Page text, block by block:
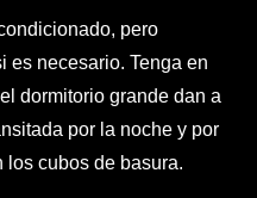
pero
es necesario. Tenga en
dormitorio grande dan a
por la noche y por
los cubos de basura.